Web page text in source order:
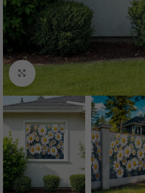
Нажмите, чтобы увеличить